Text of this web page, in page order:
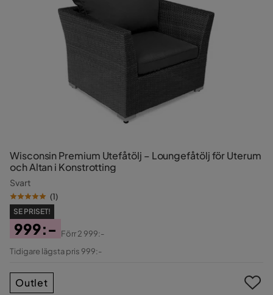
Wisconsin Premium Utefåtölj – Loungefåtölj för Uterum
och Altan i Konstrotting
Svart
(1)
SE PRISET!
Pris
999:-
Original
Förr2 999:-
Tidigare lägsta pris 999:-
Outlet